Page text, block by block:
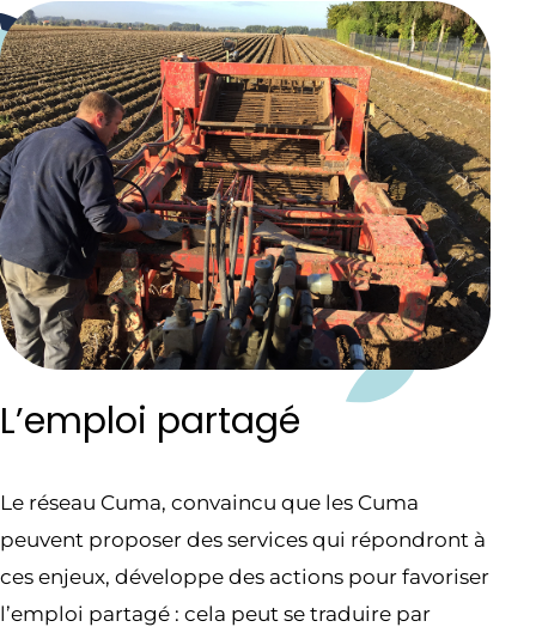
L’emploi partagé
Le réseau Cuma, convaincu que les Cuma
peuvent proposer des services qui répondront à
ces enjeux, développe des actions pour favoriser
l’emploi partagé : cela peut se traduire par